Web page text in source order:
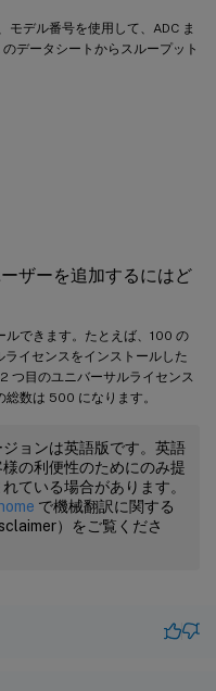
モデル番号を使用して、ADC ま
データシートからスループット
ザーを追加するにはど
ルできます。たとえば、100 の
ライセンスをインストールした
つ目のユニバーサルライセンス
数は 500 になります。
ョンは英語版です。英語
の利便性のためにのみ提
ている場合があります。
で機械翻訳に関する
）をご覧くださ